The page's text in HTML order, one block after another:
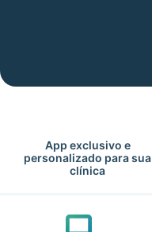
App exclusivo e
personalizado para sua
clínica